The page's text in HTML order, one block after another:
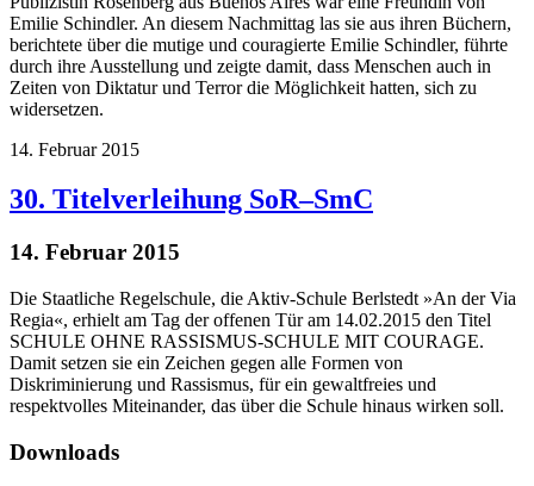
Emilie Schindler. An diesem Nachmittag las sie aus ihren Büchern,
berichtete über die mutige und couragierte Emilie Schindler, führte
durch ihre Ausstellung und zeigte damit, dass Menschen auch in
Zeiten von Diktatur und Terror die Möglichkeit hatten, sich zu
widersetzen.
14. Februar 2015
30. Titelverleihung SoR–SmC
14. Februar 2015
Die Staatliche Regelschule, die Aktiv-Schule Berlstedt »An der Via
Regia«, erhielt am Tag der offenen Tür am 14.02.2015 den Titel
SCHULE OHNE RASSISMUS-SCHULE MIT COURAGE.
Damit setzen sie ein Zeichen gegen alle Formen von
Diskriminierung und Rassismus, für ein gewaltfreies und
respektvolles Miteinander, das über die Schule hinaus wirken soll.
Downloads